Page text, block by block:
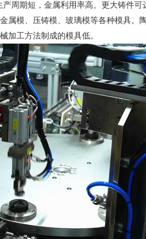
周期短，金属利用率高。更大铸件
属模、压铸模、玻璃模等各种模具。
加工方法制成的模具低。